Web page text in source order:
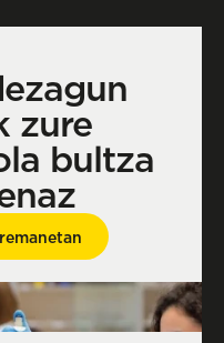
zure
bultza